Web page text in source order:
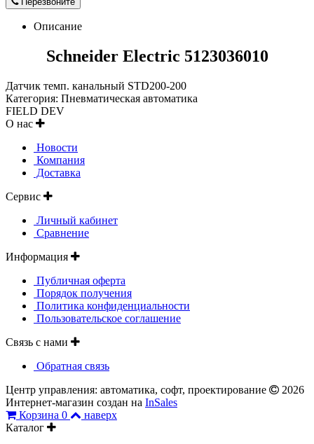
Описание
Schneider Electric 5123036010
Датчик темп. канальный STD200-200
Категория: Пневматическая автоматика
FIELD DEV
О нас
Новости
Компания
Доставка
Сервис
Личный кабинет
Сравнение
Информация
Публичная оферта
Порядок получения
Политика конфиденциальности
Пользовательское соглашение
Связь с нами
Обратная связь
Центр управления: автоматика, софт, проектирование
2026
Интернет-магазин создан на InSales
Корзина 0
наверх
Каталог